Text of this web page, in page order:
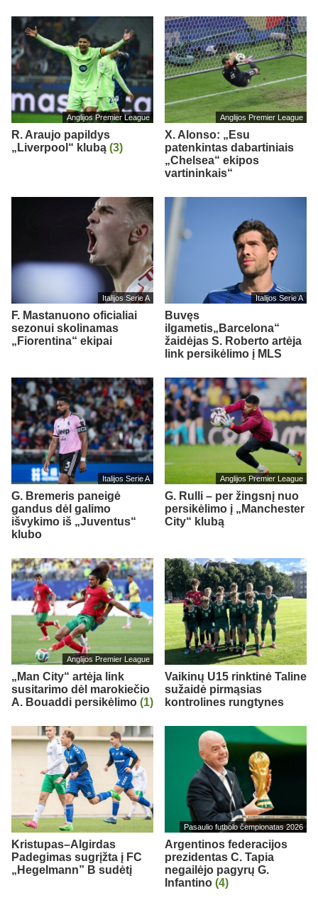
Anglijos Premier League
R. Araujo papildys
„Liverpool“ klubą (3)
Anglijos Premier League
X. Alonso: „Esu
patenkintas dabartiniais
„Chelsea“ ekipos
vartininkais“
Italijos Serie A
F. Mastanuono oficialiai
sezonui skolinamas
„Fiorentina“ ekipai
Italijos Serie A
Buvęs
ilgametis„Barcelona“
žaidėjas S. Roberto artėja
link persikėlimo į MLS
Italijos Serie A
G. Bremeris paneigė
gandus dėl galimo
išvykimo iš „Juventus“
klubo
Anglijos Premier League
G. Rulli – per žingsnį nuo
persikėlimo į „Manchester
City“ klubą
Anglijos Premier League
„Man City“ artėja link
susitarimo dėl marokiečio
A. Bouaddi persikėlimo (1)
Vaikinų U15 rinktinė Taline
sužaidė pirmąsias
kontrolines rungtynes
Kristupas–Algirdas
Padegimas sugrįžta į FC
„Hegelmann” B sudėtį
Pasaulio futbolo čempionatas 2026
Argentinos federacijos
prezidentas C. Tapia
negailėjo pagyrų G.
Infantino (4)